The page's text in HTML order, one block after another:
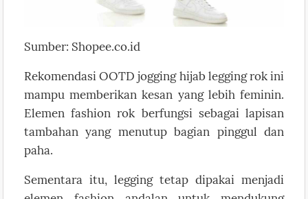
Sumber: Shopee.co.id
Rekomendasi OOTD jogging hijab legging rok ini
mampu memberikan kesan yang lebih feminin.
Elemen fashion rok berfungsi sebagai lapisan
tambahan yang menutup bagian pinggul dan
paha.
Sementara itu, legging tetap dipakai menjadi